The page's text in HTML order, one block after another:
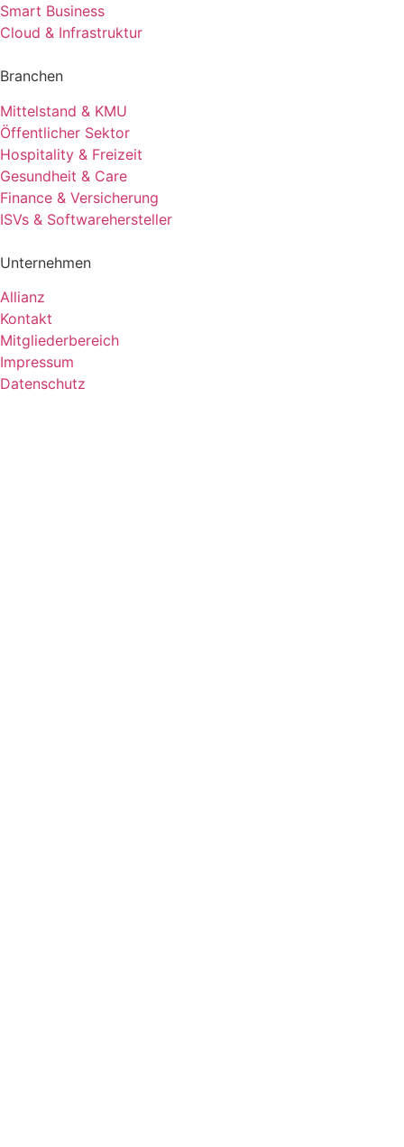
Smart Business
Cloud & Infrastruktur
Branchen
Mittelstand & KMU
Öffentlicher Sektor
Hospitality & Freizeit
Gesundheit & Care
Finance & Versicherung
ISVs & Softwarehersteller
Unternehmen
Allianz
Kontakt
Mitgliederbereich
Impressum
Datenschutz